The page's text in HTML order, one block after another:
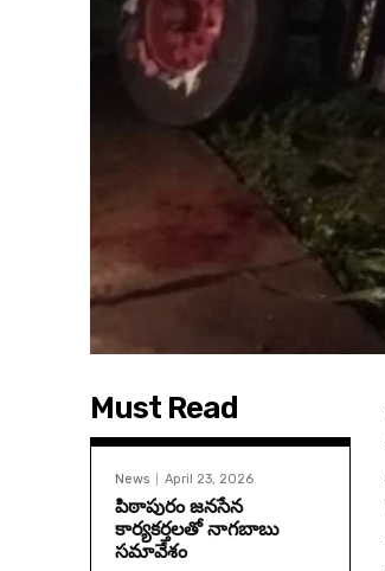
Must Read
News April 23, 2026
పిఠాపురం జనసేన
కార్యకర్తలతో నాగబాబు
సమావేశం